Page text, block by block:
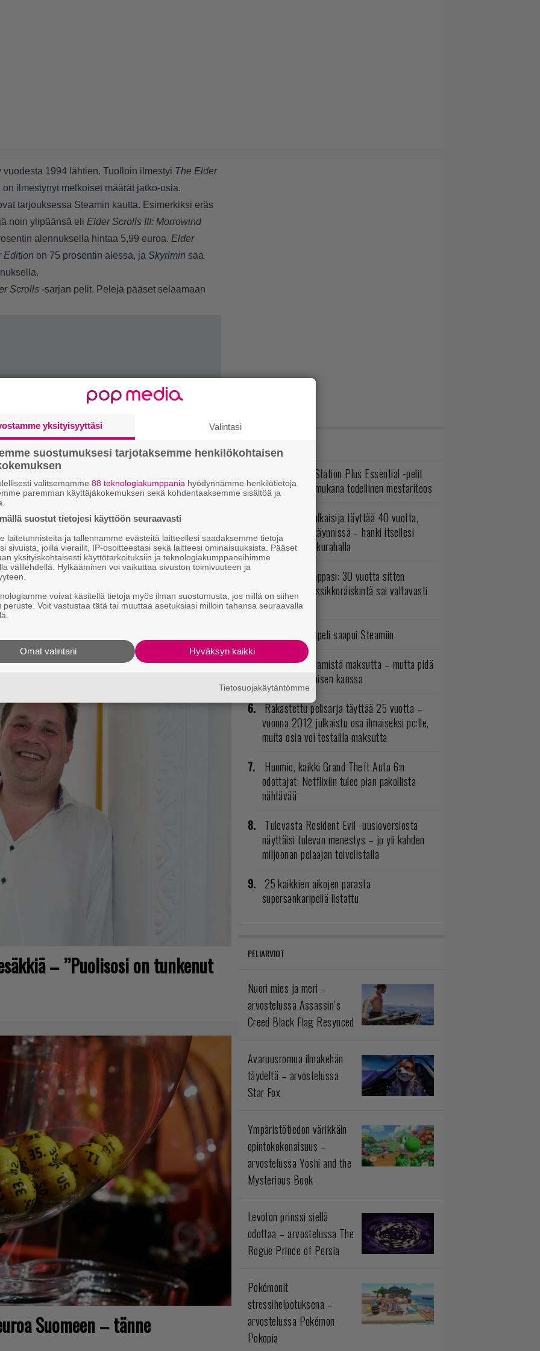
vuodesta 1994 lähtien. Tuolloin ilmestyi The Elder
ilmestynyt melkoiset määrät jatko-osia.
tarjouksessa Steamin kautta. Esimerkiksi eräs
noin ylipäänsä eli Elder Scrolls III: Morrowind
alennuksella hintaa 5,99 euroa. Elder
Edition on 75 prosentin alessa, ja Skyrimin saa
Scrolls -sarjan pelit. Pelejä pääset selaamaan
kahvitauolla puhutaan! Nappaa ajankohtaiset
tästä.
– ”Puolisosi on tunkenut
Suomeen – tänne
Elokuun PlayStation Plus Essential -pelit
ilmestyivät – mukana todellinen mestariteos
Rakastettu julkaisija täyttää 40 vuotta,
valtavat alet käynnissä – hanki itsellesi
klassikoita pikkurahalla
No johan pomppasi: 30 vuotta sitten
ilmestynyt klassikkoräiskintä sai valtavasti
lisää sisältöä
Ubisoftin hittipeli saapui Steamiin
Loistopeli Steamistä maksutta – mutta pidä
kiirettä lataamisen kanssa
Rakastettu pelisarja täyttää 25 vuotta –
vuonna 2012 julkaistu osa ilmaiseksi pc:lle,
muita osia voi testailla maksutta
Huomio, kaikki Grand Theft Auto 6:n
odottajat: Netflixiin tulee pian pakollista
nähtävää
Tulevasta Resident Evil -uusioversiosta
näyttäisi tulevan menestys – jo yli kahden
miljoonan pelaajan toivelistalla
25 kaikkien aikojen parasta
supersankaripeliä listattu
PELIARVIOT
Nuori mies ja meri –
arvostelussa Assassin’s
Creed Black Flag Resynced
Avaruusromua ilmakehän
täydeltä – arvostelussa
Star Fox
Ympäristötiedon värikkäin
opintokokonaisuus –
arvostelussa Yoshi and the
Mysterious Book
Levoton prinssi siellä
odottaa – arvostelussa The
Rogue Prince of Persia
Pokémonit
stressihelpotuksena –
arvostelussa Pokémon
Pokopia
yksityisyyttäsi Valintasi
suostumuksesi tarjotaksemme henkilökohtaisen
valitsemamme 88 teknologiakumppania hyödynnämme henkilötietoja
paremman käyttäjäkokemuksen sekä kohdentaaksemme sisältöä ja
suostut tietojesi käyttöön seuraavasti
laitetunnisteita ja tallennamme evästeitä laitteellesi saadaksemme tietoja
sivuista, joilla vierailit, IP-osoitteestasi sekä laitteesi ominaisuuksista. Pääset
yksityiskohtaisesti käyttötarkoituksiin ja teknologiakumppaneihimme
välilehdellä. Hylkääminen voi vaikuttaa sivuston toimivuuteen ja
voivat käsitellä tietoja myös ilman suostumusta, jos niillä on siihen
peruste. Voit vastustaa tätä tai muuttaa asetuksiasi milloin tahansa seuraavalla
Hyväksyn kaikki
Omat valintani
Tietosuojakäytäntömme